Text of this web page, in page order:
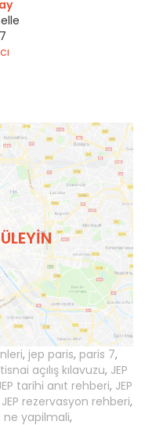
, jep paris, paris 7,
açılış kılavuzu, JEP
tarihi anıt rehberi, JEP
JEP rezervasyon rehberi,
ne yapilmali,